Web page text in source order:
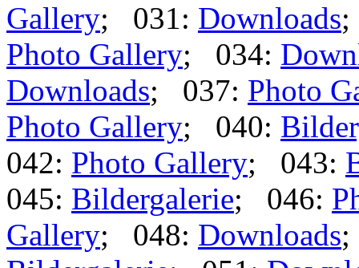
Gallery; 031: Downloads
Photo Gallery; 034:
Downloads; 037: Photo
Photo Gallery; 040:
042: Photo Gallery; 043:
045: Bildergalerie; 046:
Gallery; 048: Downloads